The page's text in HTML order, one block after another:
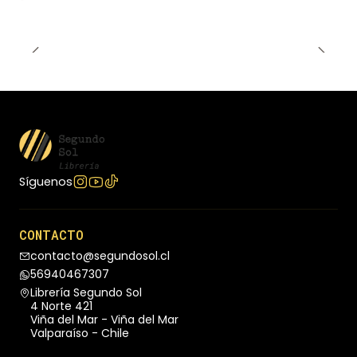
Síguenos
CONTACTO
contacto@segundosol.cl
56940467307
Librería Segundo Sol
4 Norte 421
Viña del Mar - Viña del Mar
Valparaíso - Chile